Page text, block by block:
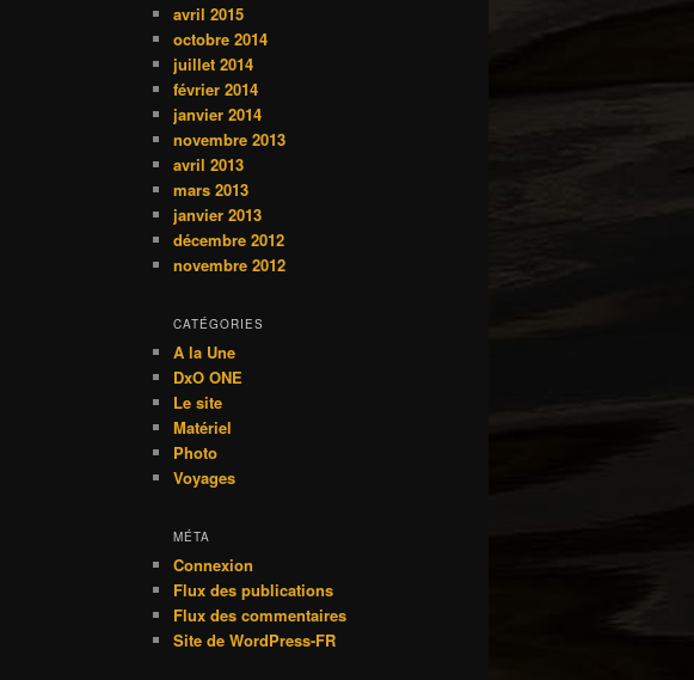
avril 2015
octobre 2014
juillet 2014
février 2014
janvier 2014
novembre 2013
avril 2013
mars 2013
janvier 2013
décembre 2012
novembre 2012
CATÉGORIES
A la Une
DxO ONE
Le site
Matériel
Photo
Voyages
MÉTA
Connexion
Flux des publications
Flux des commentaires
Site de WordPress-FR